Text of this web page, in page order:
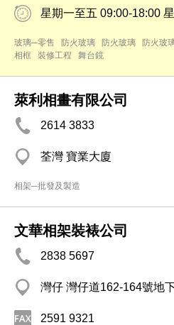
星期一至五 09:00-18:00
玻璃─零售 防火玻璃 防火玻璃 防火玻
相框
裝修工程 舞台鏡
萊利相畫有限公司
2614 3833
荃灣 寶業大廈
相架─批發及製造
文華相架裝裱公司
2838 5697
灣仔 灣仔道162-164號地
2591 9321